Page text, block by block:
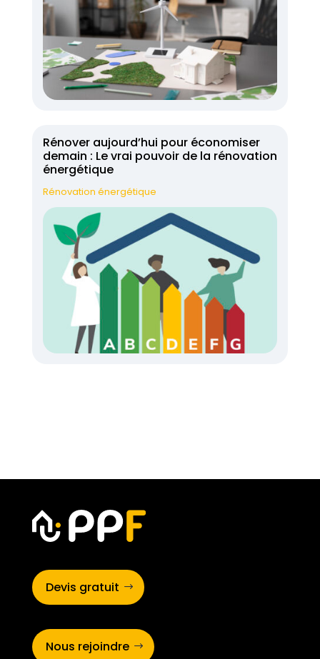
Rénover aujourd’hui pour économiser
demain : Le vrai pouvoir de la rénovation
énergétique
Rénovation énergétique
Devis gratuit
Nous rejoindre